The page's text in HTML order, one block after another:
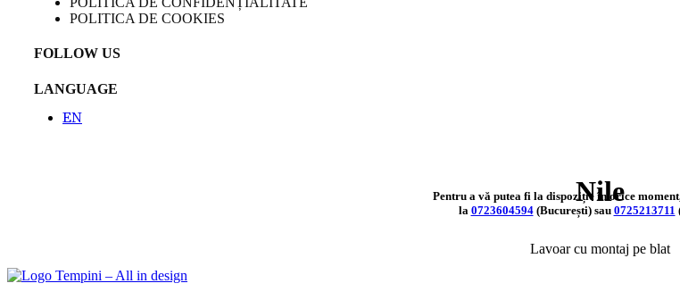
Nile
Lavoar cu montaj pe blat
POLITICA DE COOKIES
FOLLOW US
LANGUAGE
EN
Pentru a vă putea fi la dispoziție în orice
la 0723604594(București) sau 0725213711